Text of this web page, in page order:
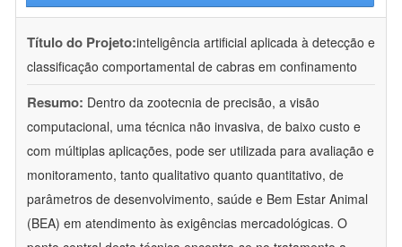
Título do Projeto:inteligência artificial aplicada à detecção e
classificação comportamental de cabras em confinamento
Resumo: Dentro da zootecnia de precisão, a visão
computacional, uma técnica não invasiva, de baixo custo e
com múltiplas aplicações, pode ser utilizada para avaliação e
monitoramento, tanto qualitativo quanto quantitativo, de
parâmetros de desenvolvimento, saúde e Bem Estar Animal
(BEA) em atendimento às exigências mercadológicas. O